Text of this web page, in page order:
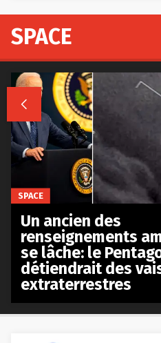
SPACE

SPACE
Un ancien des
renseignements
se lâche: le
détiendrait des
extraterrestres